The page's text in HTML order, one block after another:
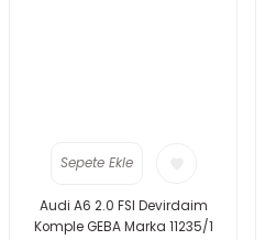
Sepete Ekle
Audi A6 2.0 FSI Devirdaim
Komple GEBA Marka 11235/1